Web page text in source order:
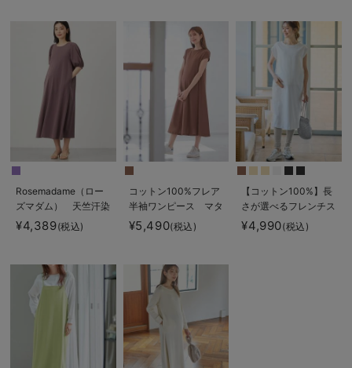
リー）
Rosemadame（ロー
ズマダム） 天竺汗染
み防止ボリューム袖ワ
ンピース マタニテ
後も長く使える】
¥4,389(税込)
コットン100%フレア
半袖ワンピース マタ
ニティ・授乳服【出産
後も長く使える】
¥5,490(税込)
【コットン100%】長
さが選べるフレンチス
リーブワンピース マ
タニティ・産後授乳服
¥4,990(税込)